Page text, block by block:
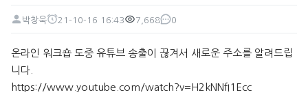
페이지 정보
작성자
박창욱
21-10-16 16:43
7,668
댓글
0
본문
온라인 워크숍 도중 유튜브 송출이 끊겨서 새로운 주소를 알려드립
니다.
https://www.youtube.com/watch?v=H2kNNfI1Ecc